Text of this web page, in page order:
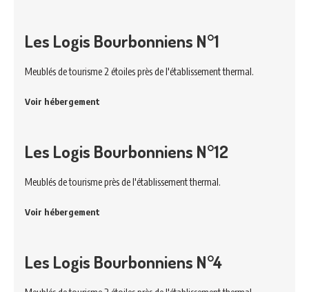
Les Logis Bourbonniens N°1
Meublés de tourisme 2 étoiles près de l'établissement thermal.
Voir hébergement
Les Logis Bourbonniens N°12
Meublés de tourisme près de l'établissement thermal.
Voir hébergement
Les Logis Bourbonniens N°4